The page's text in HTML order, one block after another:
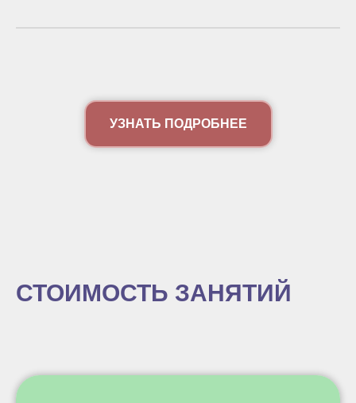
УЗНАТЬ ПОДРОБНЕЕ
СТОИМОСТЬ ЗАНЯТИЙ